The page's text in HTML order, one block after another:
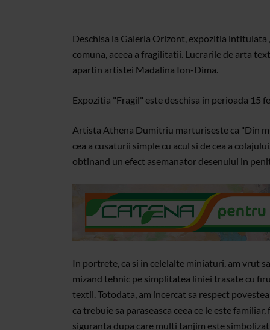
Deschisa la Galeria Orizont, expozitia intitulata
comuna, aceea a fragilitatii. Lucrarile de arta
apartin artistei Madalina Ion-Dima.
Expozitia "Fragil" este deschisa in perioada 15
Artista Athena Dumitriu marturiseste ca "Din
cea a cusaturii simple cu acul si de cea a
obtinand un efect asemanator desenului in
In portrete, ca si in celelalte miniaturi, am vrut
mizand tehnic pe simplitatea liniei trasate cu
textil. Totodata, am incercat sa respect
ca trebuie sa paraseasca ceea ce le este
siguranta dupa care multi tanjim este